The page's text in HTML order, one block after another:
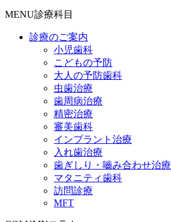
MENU診療科目
診療のご案内
小児歯科
こどもの予防
大人の予防歯科
虫歯治療
歯周病治療
精密治療
審美歯科
インプラント治療
入れ歯治療
歯ぎしり・嚙み合わせ治療
マタニティ歯科
訪問診療
MFT